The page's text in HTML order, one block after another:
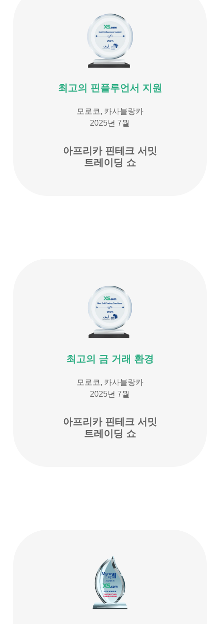
최고의 핀플루언서 지원
모로코, 카사블랑카
2025년 7월
아프리카 핀테크 서밋
트레이딩 쇼
최고의 금 거래 환경
모로코, 카사블랑카
2025년 7월
아프리카 핀테크 서밋
트레이딩 쇼